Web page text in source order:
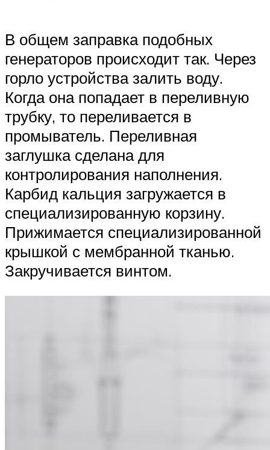
В общем заправка подобных
генераторов происходит так. Через
горло устройства залить воду.
Когда она попадает в переливную
трубку, то переливается в
промыватель. Переливная
заглушка сделана для
контролирования наполнения.
Карбид кальция загружается в
специализированную корзину.
Прижимается специализированной
крышкой с мембранной тканью.
Закручивается винтом.